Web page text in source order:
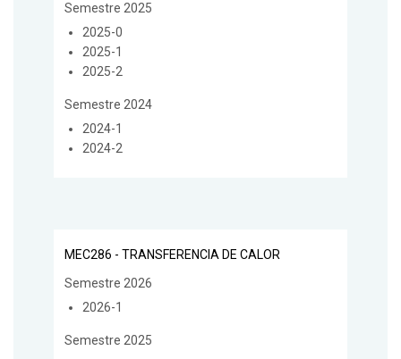
Semestre 2025
2025-0
2025-1
2025-2
Semestre 2024
2024-1
2024-2
MEC286 - TRANSFERENCIA DE CALOR
Semestre 2026
2026-1
Semestre 2025